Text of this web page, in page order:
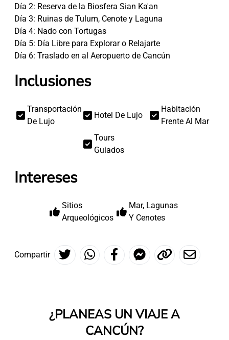
Día 2: Reserva de la Biosfera Sian Ka'an
Día 3: Ruinas de Tulum, Cenote y Laguna
Día 4: Nado con Tortugas
Día 5: Día Libre para Explorar o Relajarte
Día 6: Traslado en al Aeropuerto de Cancún
Inclusiones
Transportación
De Lujo
Hotel De Lujo
Habitación
Frente Al Mar
Tours
Guiados
Intereses
Sitios
Arqueológicos
Mar, Lagunas
Y Cenotes
Compartir
¿PLANEAS UN VIAJE A
CANCÚN?